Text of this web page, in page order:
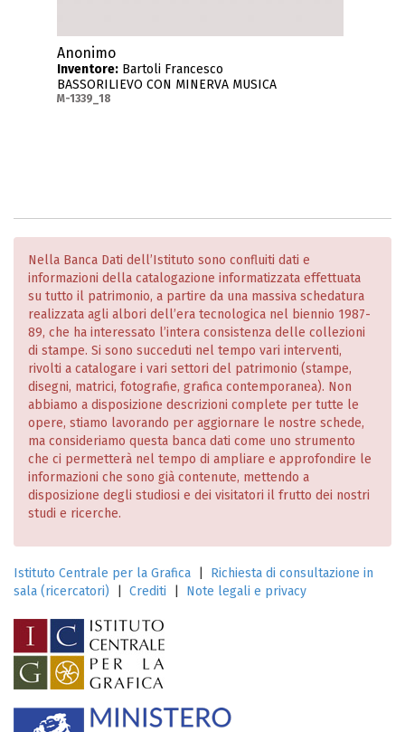
Anonimo
Inventore: Bartoli Francesco
BASSORILIEVO CON MINERVA MUSICA
M-1339_18
Nella Banca Dati dell’Istituto sono confluiti dati e
informazioni della catalogazione informatizzata effettuata
su tutto il patrimonio, a partire da una massiva schedatura
realizzata agli albori dell’era tecnologica nel biennio 1987-
89, che ha interessato l’intera consistenza delle collezioni
di stampe. Si sono succeduti nel tempo vari interventi,
rivolti a catalogare i vari settori del patrimonio (stampe,
disegni, matrici, fotografie, grafica contemporanea). Non
abbiamo a disposizione descrizioni complete per tutte le
opere, stiamo lavorando per aggiornare le nostre schede,
ma consideriamo questa banca dati come uno strumento
che ci permetterà nel tempo di ampliare e approfondire le
informazioni che sono già contenute, mettendo a
disposizione degli studiosi e dei visitatori il frutto dei nostri
studi e ricerche.
Istituto Centrale per la Grafica
Richiesta di consultazione in
sala (ricercatori)
Crediti Note legali e privacy